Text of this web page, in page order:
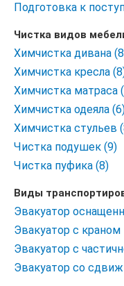
Подготовка к
Чистка видов
Химчистка дивана
Химчистка кресла
Химчистка матраса
Химчистка одеяла
Химчистка стульев
Чистка подушек (9)
Чистка пуфика (8)
Виды
Эвакуатор
Эвакуатор с
Эвакуатор с
Эвакуатор со